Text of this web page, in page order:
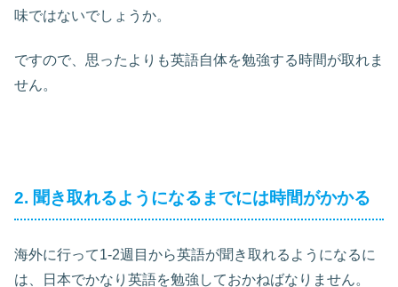
味ではないでしょうか。
ですので、思ったよりも英語自体を勉強する時間が取れま
せん。
2. 聞き取れるようになるまでには時間がかかる
海外に行って1-2週目から英語が聞き取れるようになるに
は、日本でかなり英語を勉強しておかねばなりません。